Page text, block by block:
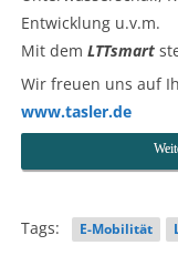
Entwicklung u.v.m.
Mit dem LTTsmart
Wir freuen uns auf
www.tasler.de
Tags: E-Mobilität